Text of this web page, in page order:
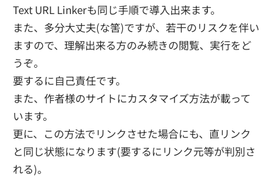
Text URL Linkerも同じ手順で導入出来ます。
また、多分大丈夫(な筈)ですが、若干のリスクを伴い
ますので、理解出来る方のみ続きの閲覧、実行をど
うぞ。
要するに自己責任です。
また、作者様のサイトにカスタマイズ方法が載って
います。
更に、この方法でリンクさせた場合にも、直リンク
と同じ状態になります(要するにリンク元等が判別さ
れる)。